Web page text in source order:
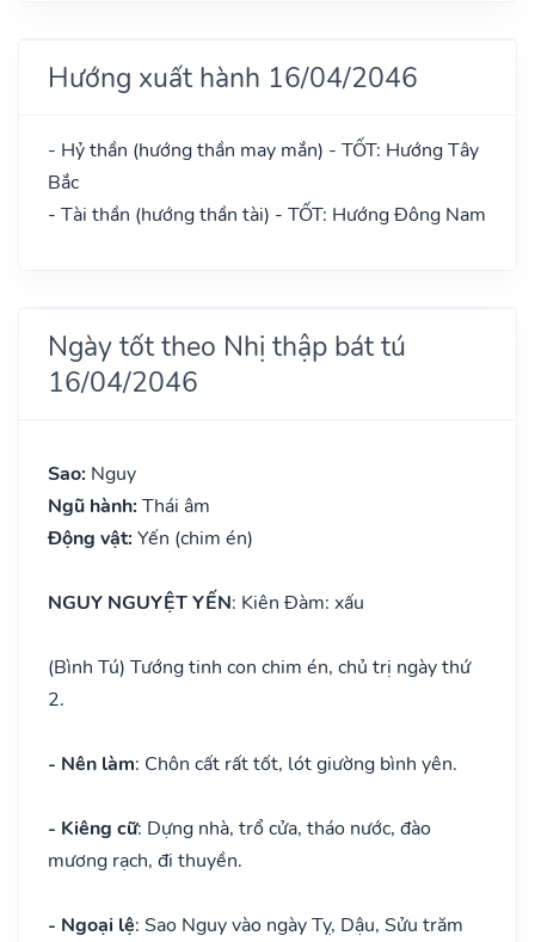
Hướng xuất hành 16/04/2046
- Hỷ thần (hướng thần may mắn) - TỐT: Hướng Tây
Bắc
- Tài thần (hướng thần tài) - TỐT: Hướng Đông Nam
Ngày tốt theo Nhị thập bát tú
16/04/2046
Sao: Nguy
Ngũ hành: Thái âm
Động vật: Yến (chim én)
NGUY NGUYỆT YẾN: Kiên Đàm: xấu
(Bình Tú) Tướng tinh con chim én, chủ trị ngày thứ
2.
- Nên làm: Chôn cất rất tốt, lót giường bình yên.
- Kiêng cữ: Dựng nhà, trổ cửa, tháo nước, đào
mương rạch, đi thuyền.
- Ngoại lệ: Sao Nguy vào ngày Tỵ, Dậu, Sửu trăm